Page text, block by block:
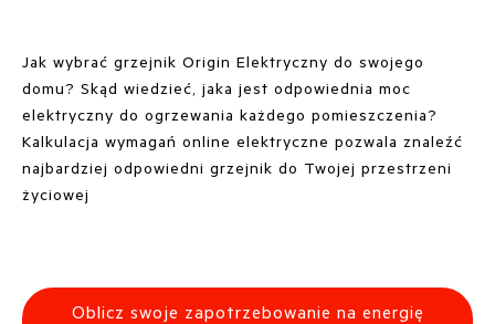
Jak wybrać grzejnik Origin Elektryczny do swojego
domu? Skąd wiedzieć, jaka jest odpowiednia moc
elektryczny do ogrzewania każdego pomieszczenia?
Kalkulacja wymagań online elektryczne pozwala znaleźć
najbardziej odpowiedni grzejnik do Twojej przestrzeni
życiowej
Oblicz swoje zapotrzebowanie na energię